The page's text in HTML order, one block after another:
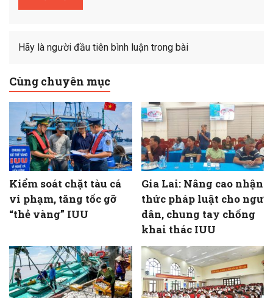
Hãy là người đầu tiên bình luận trong bài
Cùng chuyên mục
Kiểm soát chặt tàu cá
vi phạm, tăng tốc gỡ
“thẻ vàng” IUU
Gia Lai: Nâng cao nhận
thức pháp luật cho ngư
dân, chung tay chống
khai thác IUU